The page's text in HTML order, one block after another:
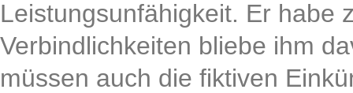
Leistungsunfähigkeit. Er habe
Verbindlichkeiten bliebe ihm
müssen auch die fiktiven